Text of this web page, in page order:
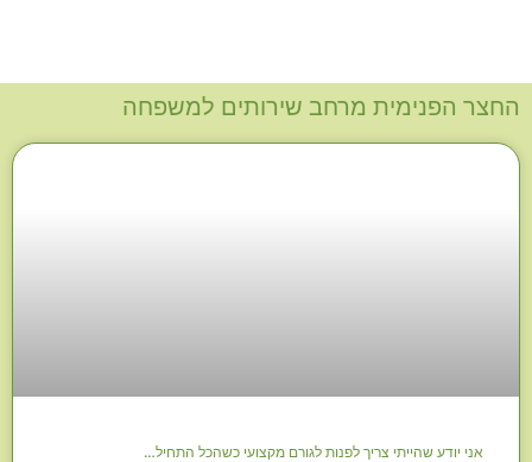
החצר הפנימית מרחב שירותים למשפחה
אני יודע שהייתי צריך לפנות לגורם מקצועי כשהכל התחיל…